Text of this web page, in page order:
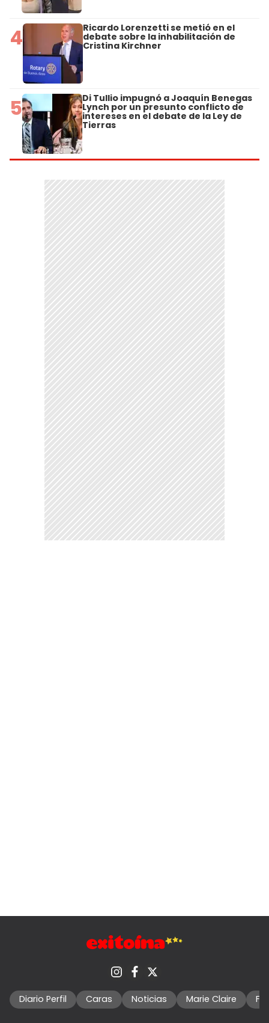
4 Ricardo Lorenzetti se metió en el
debate sobre la inhabilitación de
Cristina Kirchner
5 Di Tullio impugnó a Joaquín Benegas
Lynch por un presunto conflicto de
intereses en el debate de la Ley de
Tierras
Diario Perfil Caras Noticias Marie Claire